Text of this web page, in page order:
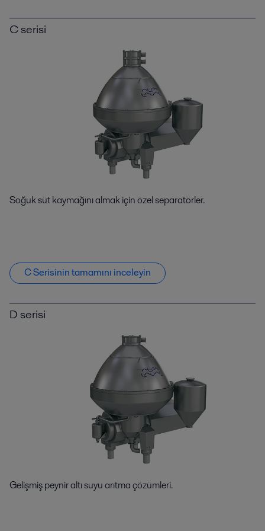
C serisi
Soğuk süt kaymağını almak için özel separatörler.
C Serisinin tamamını inceleyin
D serisi
Gelişmiş peynir altı suyu arıtma çözümleri.